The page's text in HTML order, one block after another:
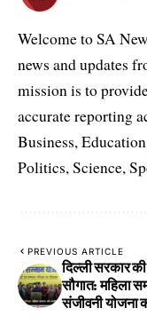
Welcome to SA
news and updates
mission is to
accurate reporting
Business,
Politics, Science,
PREVIOUS ARTICLE
दिल्ली सरकार
सौगात: महिला
संजीवनी योजना